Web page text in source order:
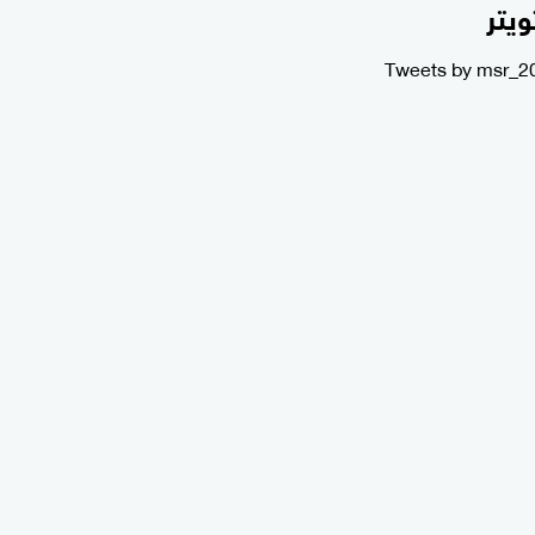
Tweets by